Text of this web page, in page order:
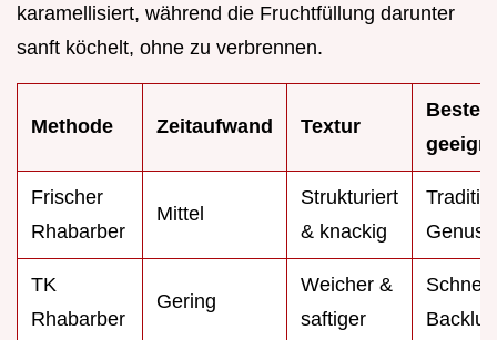
karamellisiert, während die Fruchtfüllung darunter
sanft köchelt, ohne zu verbrennen.
Methode Zeitaufwand Textur
Frischer
Rhabarber
Mittel
Strukturiert
& knackig
Genuss
TK
Rhabarber
Gering
Weicher &
saftiger